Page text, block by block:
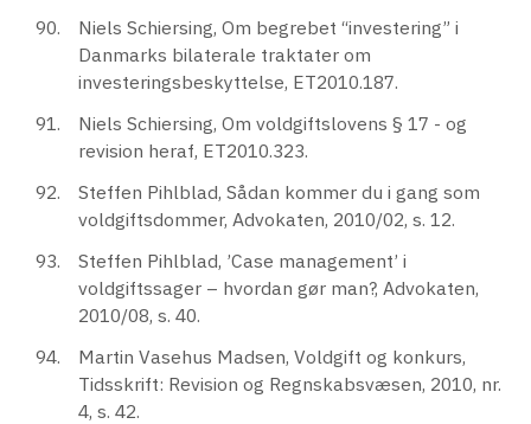
Niels Schiersing, Om begrebet “investering” i
Danmarks bilaterale traktater om
investeringsbeskyttelse, ET2010.187.
Niels Schiersing, Om voldgiftslovens § 17 - og
revision heraf, ET2010.323.
Steffen Pihlblad, Sådan kommer du i gang som
voldgiftsdommer, Advokaten, 2010/02, s. 12.
Steffen Pihlblad, ’Case management’ i
voldgiftssager – hvordan gør man?, Advokaten,
2010/08, s. 40.
Martin Vasehus Madsen, Voldgift og konkurs,
Tidsskrift: Revision og Regnskabsvæsen, 2010, nr.
4, s. 42.